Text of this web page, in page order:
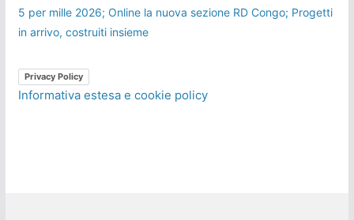
5 per mille 2026; Online la nuova sezione RD Congo; Progetti
in arrivo, costruiti insieme
Privacy Policy
Informativa estesa e cookie policy